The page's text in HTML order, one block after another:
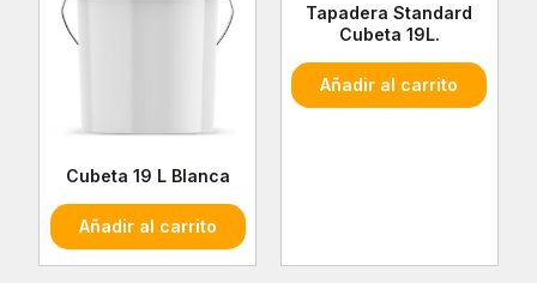
Cubeta 19 L Blanca
Añadir al carrito
Tapadera Standard
Cubeta 19L.
Añadir al carrito